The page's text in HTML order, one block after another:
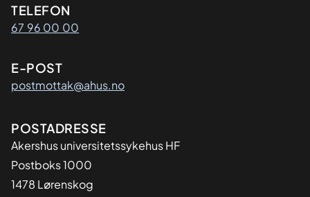
Kontaktinformasjon
TELEFON
67 96 00 00
E-POST
postmottak@ahus.no
Adresse
POSTADRESSE
Akershus universitetssykehus HF
Postboks 1000
1478 Lørenskog